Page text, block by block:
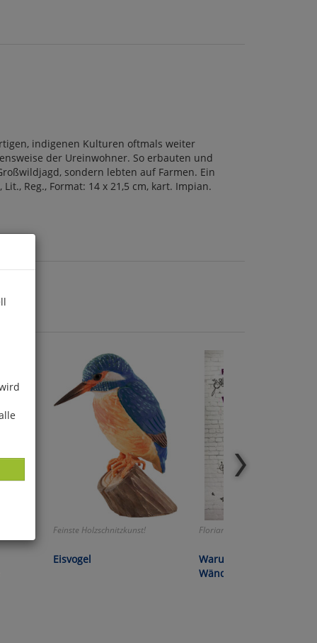
indigenen Kulturen oftmals weiter
der Ureinwohner. So erbauten und
sondern lebten auf Farmen. Ein
Reg., Format: 14 x 21,5 cm, kart. Impian.
Feinste Holzschnitzkunst!
Eisvogel
Florian Aigner:
Warum wir nicht durch
Wände gehen*